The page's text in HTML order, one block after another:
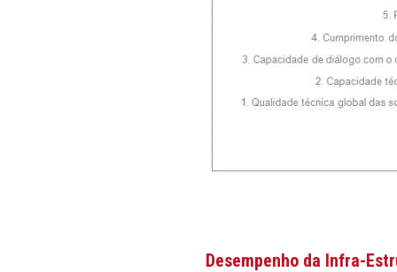
Desempenho da Infra-